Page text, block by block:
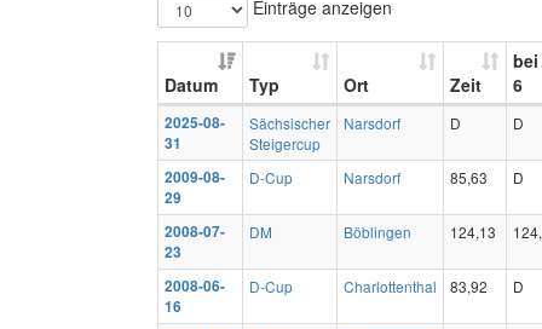
Einträge anzeigen
Datum Typ Ort Zeit
bei
6
2025-08-
31
Sächsischer
Steigercup
Narsdorf D D
2009-08-
29
D-Cup Narsdorf 85,63 D
2008-07-
23
DM Böblingen 124,13
2008-06-
16
D-Cup Charlottenthal 83,92 D